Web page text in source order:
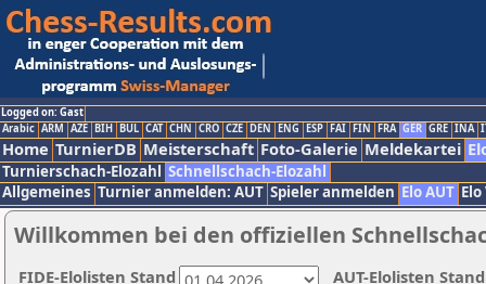
Logged on: Gast
Arabic ARM AZE BIH BUL CAT CHN CRO CZE DEN ENG ESP FAI FIN FRA GER GRE INA
Home TurnierDB Meisterschaft Foto-Galerie Meldekartei
Turnierschach-Elozahl Schnellschach-Elozahl
Allgemeines Turnier anmelden: AUT Spieler anmelden Elo AUT
Willkommen bei den offiziellen
AUT-Elolisten
FIDE-Elolisten Stand